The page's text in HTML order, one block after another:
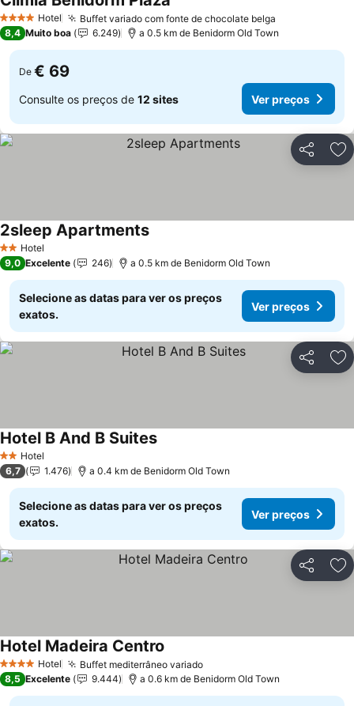
4 EstrelasHotel Buffet variado com fonte de chocolate belga
8,4 Muito boa 6.249 a 0.5 km de Benidorm Old Town
De € 69
Consulte os preços de 12 sites Ver preços
Partilhar
2 Estrelas
Hotel
2sleep ApartmentsVer preços
9,0 Excelente 246 a 0.5 km de Benidorm Old Town
Selecione as datas para ver os preços
exatos.
Ver preços
Partilhar
2 Estrelas
Hotel
Hotel B And B SuitesVer preços
6,7 1.476 a 0.4 km de Benidorm Old Town
Selecione as datas para ver os preços
exatos.
Ver preços
Partilhar
4 EstrelasHotel Buffet mediterrâneo variadoVer preços
Hotel Madeira Centro
8,5 Excelente 9.444 a 0.6 km de Benidorm Old Town